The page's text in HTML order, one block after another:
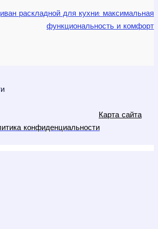
раскладной для кухни: максимальная
функциональность и комфорт
Карта сайта
конфиденциальности